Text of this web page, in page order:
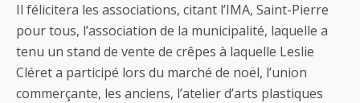
Il félicitera les associations, citant l’IMA, Saint-Pierre
pour tous, l’association de la municipalité, laquelle a
tenu un stand de vente de crêpes à laquelle Leslie
Cléret a participé lors du marché de noël, l’union
commerçante, les anciens, l’atelier d’arts plastiques